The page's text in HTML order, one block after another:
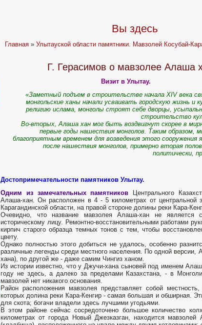
Вы здесь
Главная »Улытауской области памятники. Мавзолей Косубай-
Г. Герасимов о мавзолее Алаша
Визит в Улытау.
«Заметный подъем в строительстве начала XIV века
монгольские ханы начали усваивать городскую жизнь и
религию ислама, монголы строят себе дворцы,
строительство
Во-вторых, Алаша хан мог быть воздвигнут скорее в
первые годы нашествия монголов. Таким образом,
благоприятным временем для возведения этого сооружения
после нашествия монголов, примерно вторая
политически,
Достопримечательности памятников Улытау.
Одним из замечательных памятников Центрального
Алаша-хан. Он расположен в 4 - 5 километрах от центральной
Карагандинской области, на правой стороне долины реки Кара-
Очевидно, что название мавзолея Алаша-хан не является
историческому лицу. Ремонтно-восстановительными работами
кирпич старого образца темных тонов с тем, чтобы
цвету.
Однако полностью этого добиться не удалось, особенно
различные легенды среди местного населения. По одной
хана), по другой же - даже самим Чингиз ханом.
Из истории известно, что у Джучи-хана сыновей под именем
году не здесь, а далеко за пределами Казахстана, - в
мавзолей нет никакого основания.
Район расположения мавзолея представляет собой
которых долина реки Кара-Кенгир - самая большая и обширная.
для скота; богачи владели здесь лучшими угодьями.
В этом районе сейчас сосредоточено большое количество
километрах от города Новый Джезказган, находится